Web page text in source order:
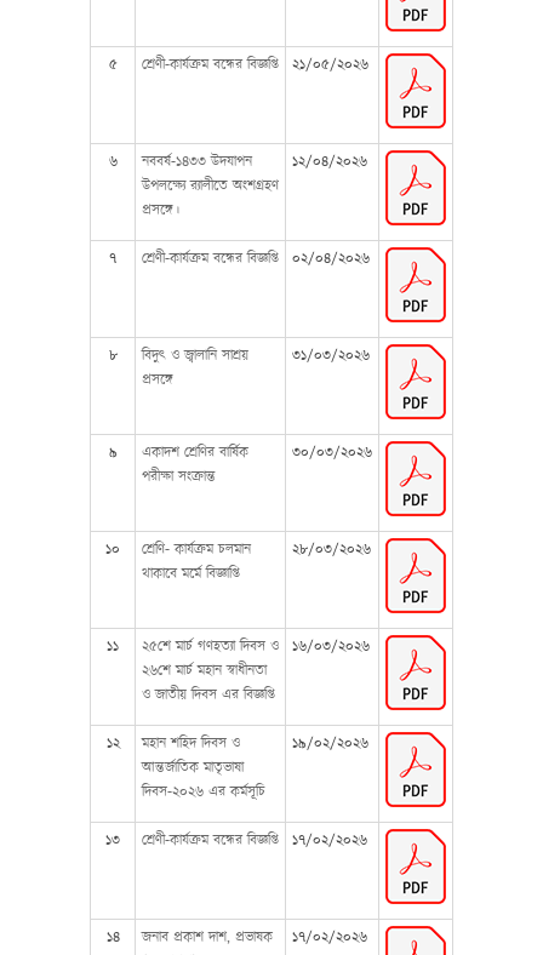
৫ শ্রেণী-কার্যক্রম বন্ধের বিজ্ঞপ্তি ২১/০৫/২০২৬
৬
নববর্ষ-১৪৩৩ উদযাপন
উপলক্ষ্যে র‌্যালীতে অংশগ্রহণ
প্রসঙ্গে।
১২/০৪/২০২৬
৭ শ্রেণী-কার্যক্রম বন্ধের বিজ্ঞপ্তি ০২/০৪/২০২৬
৮
বিদুৎ ও জ্বালানি সাশ্রয়
প্রসঙ্গে
৩১/০৩/২০২৬
৯
একাদশ শ্রেণির বার্ষিক
পরীক্ষা সংক্রান্ত
৩০/০৩/২০২৬
১০
শ্রেণি- কার্যক্রম চলমান
থাকাবে মর্মে বিজ্ঞাপ্তি
২৮/০৩/২০২৬
১১
২৫শে মার্চ গণহত্যা দিবস ও
২৬শে মার্চ মহান স্বাধীনতা
ও জাতীয় দিবস এর বিজ্ঞপ্তি
১৬/০৩/২০২৬
১২
মহান শহিদ দিবস ও
আন্তর্জাতিক মাতৃভাষা
দিবস-২০২৬ এর কর্মসূচি
১৯/০২/২০২৬
১৩ শ্রেণী-কার্যক্রম বন্ধের বিজ্ঞপ্তি ১৭/০২/২০২৬
১৪
জনাব প্রকাশ দাশ, প্রভাষক
১৭/০২/২০২৬